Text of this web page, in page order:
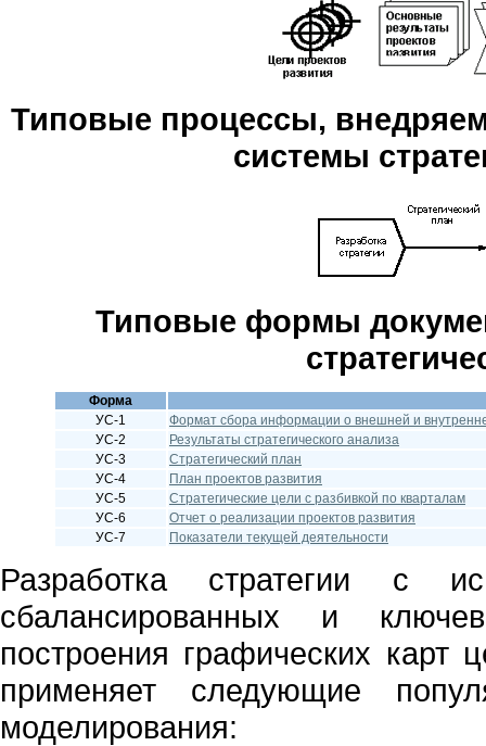
Типовые процессы,
системы
Типовые формы
Форма
УС-1
Формат сбора информации о внешней и
УС-2
Результаты стратегического анализа
УС-3
Стратегический план
УС-4
План проектов развития
УС-5
Стратегические цели с разбивкой по кварталам
УС-6
Отчет о реализации проектов развития
УС-7
Показатели текущей деятельности
Разработка стратегии с
сбалансированных и
построения графических
применяет следующие
моделирования: